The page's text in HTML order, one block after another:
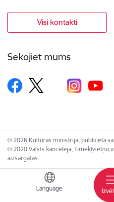
Language
Visi kontakti
Sekojiet mums
© 2026 Kultūras ministrija, publicētā
© 2020 Valsts kanceleja, Tīmekļvietņu
aizsargātas.